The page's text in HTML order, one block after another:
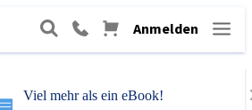
Anmelden
Viel mehr als ein eBook!